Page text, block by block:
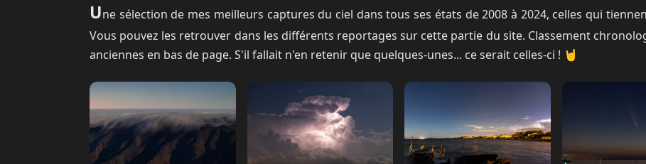
Une sélection de mes meilleurs captures du ciel dans tous ses états de 2008 à 2024, celles qui
Vous pouvez les retrouver dans les différents reportages sur cette partie du site. Classement
anciennes en bas de page. S'il fallait n'en retenir que quelques-unes... ce serait celles-ci ! 🤘